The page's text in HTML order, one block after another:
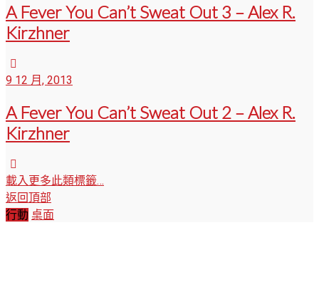
A Fever You Can’t Sweat Out 3 – Alex R.
Kirzhner
9 12 月, 2013
A Fever You Can’t Sweat Out 2 – Alex R.
Kirzhner
載入更多此類標籤…
返回頂部
行動 桌面